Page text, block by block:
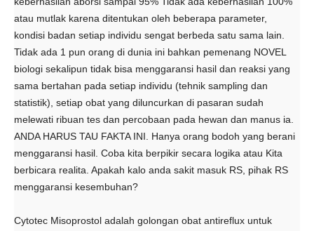
atau mutlak karena ditentukan oleh beberapa parameter,
kondisi badan setiap individu sengat berbeda satu sama lain.
Tidak ada 1 pun orang di dunia ini bahkan pemenang NOVEL
biologi sekalipun tidak bisa menggaransi hasil dan reaksi yang
sama bertahan pada setiap individu (tehnik sampling dan
statistik), setiap obat yang diluncurkan di pasaran sudah
melewati ribuan tes dan percobaan pada hewan dan manus ia.
ANDA HARUS TAU FAKTA INI. Hanya orang bodoh yang berani
menggaransi hasil. Coba kita berpikir secara logika atau Kita
berbicara realita. Apakah kalo anda sakit masuk RS, pihak RS
menggaransi kesembuhan?
Cytotec Misoprostol adalah golongan obat antireflux untuk